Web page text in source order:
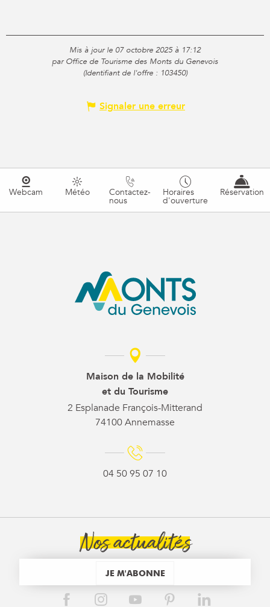
Mis à jour le 07 octobre 2025 à 17:12
par Office de Tourisme des Monts du Genevois
(Identifiant de l'offre : 103450)
Signaler une erreur
Webcam Météo Contactez-
nous
Horaires
d'ouverture
Réservation
Maison de la Mobilité
et du Tourisme
2 Esplanade François-Mitterand
74100 Annemasse
04 50 95 07 10
Nos actualités
JE M'ABONNE